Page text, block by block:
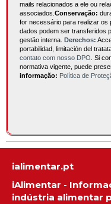
mails relacionados a ele ou
associados. Conservação:
for necessário para realizar os
dados podem ser transferidos
gestão interna. Derechos:
portabilidad, limitación del
contato com nosso DPO . Si
normativa vigente, puede
informação: Política de
ialimentar.pt
iAlimentar -
indústria alimentar